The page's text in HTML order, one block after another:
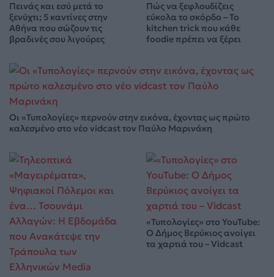
Πεινάς και εσύ μετά το
ξενύχτι; 5 καντίνες στην
Αθήνα που σώζουν τις
βραδινές σου λιγούρες
Πώς να ξεφλουδίζεις
εύκολα το σκόρδο – Το
kitchen trick που κάθε
foodie πρέπει να ξέρει
Οι «Τυπολογίες» περνούν στην εικόνα, έχοντας ως πρώτο
καλεσμένο στο νέο vidcast τον Παύλο Μαρινάκη
«Τυπολογίες» στο YouTube:
Ο Δήμος Βερύκιος ανοίγει
τα χαρτιά του – Vidcast